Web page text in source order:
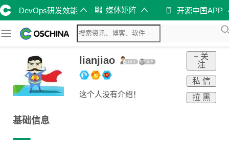
DevOps研发效能 媒体矩阵 开源中国APP
lianjiao
这个人没有介绍！
+ 关
注
私 信
拉 黑
基础信息